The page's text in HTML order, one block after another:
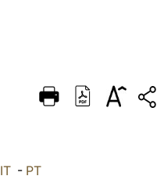
DEUTSCH
IT- PT